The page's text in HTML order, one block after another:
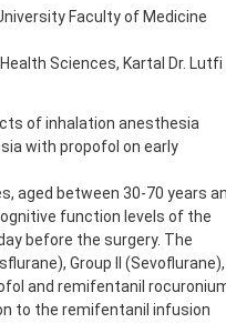
Faculty of Medicine
Sciences, Kartal Dr. Lutfi
of inhalation anesthesia
with propofol on early
aged between 30-70 years
function levels of the
before the surgery. The
Group II (Sevoflurane),
and remifentanil
to the remifentanil infusion